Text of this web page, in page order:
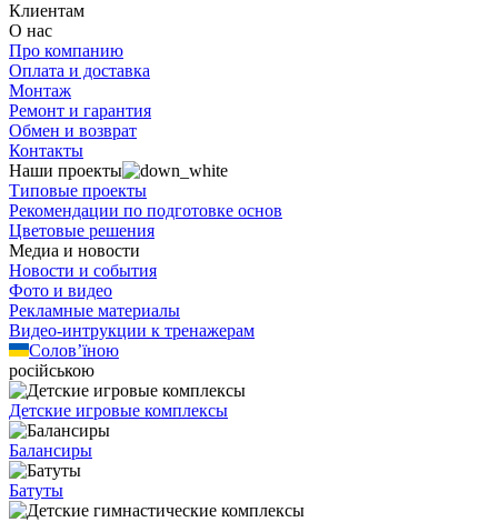
Клиентам
О нас
Про компанию
Оплата и доставка
Монтаж
Ремонт и гарантия
Обмен и возврат
Контакты
Наши проекты
Типовые проекты
Рекомендации по подготовке основ
Цветовые решения
Медиа и новости
Новости и события
Фото и видео
Рекламные материалы
Видео-интрукции к тренажерам
Солов’їною
російською
Детские игровые комплексы
Балансиры
Батуты